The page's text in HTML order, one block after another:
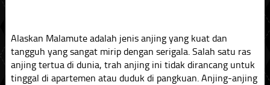
Alaskan Malamute adalah jenis anjing yang kuat dan
tangguh yang sangat mirip dengan serigala. Salah satu ras
anjing tertua di dunia, trah anjing ini tidak dirancang untuk
tinggal di apartemen atau duduk di pangkuan. Anjing-anjing